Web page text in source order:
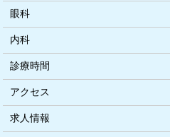
眼科
内科
診療時間
アクセス
求人情報